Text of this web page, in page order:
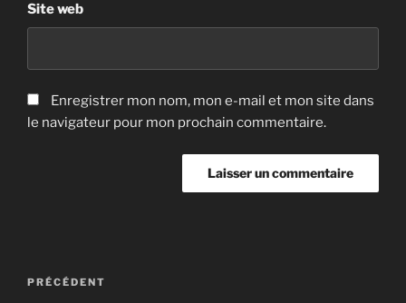
Site web
Enregistrer mon nom, mon e-mail et mon site dans
le navigateur pour mon prochain commentaire.
Navigation
Article
PRÉCÉDENT